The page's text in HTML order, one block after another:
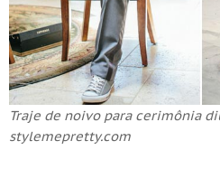
Traje de noivo para cerimônia
stylemepretty.com